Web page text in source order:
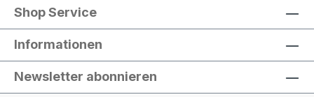
Shop Service
Informationen
Newsletter abonnieren